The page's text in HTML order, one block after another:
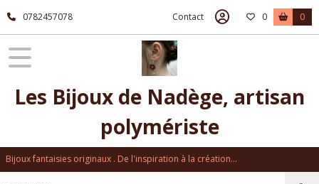
0782457078 Contact 0 0
Les Bijoux de Nadège, artisan
polymériste
Bijoux fantaisies originaux . De l'inspiration à la création...